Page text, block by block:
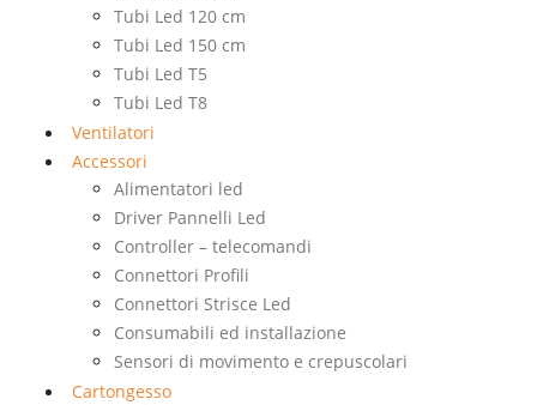
Tubi Led 120 cm
Tubi Led 150 cm
Tubi Led T5
Tubi Led T8
Ventilatori
Accessori
Alimentatori led
Driver Pannelli Led
Controller – telecomandi
Connettori Profili
Connettori Strisce Led
Consumabili ed installazione
Sensori di movimento e crepuscolari
Cartongesso